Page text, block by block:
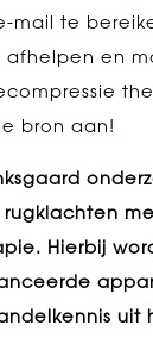
mail te
afhelpen en
bron aan!
Hierbij
uit